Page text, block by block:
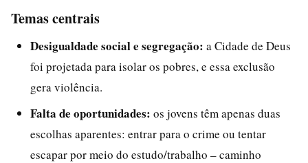
Temas centrais
Desigualdade social e segregação: a Cidade de Deus
foi projetada para isolar os pobres, e essa exclusão
gera violência.
Falta de oportunidades: os jovens têm apenas duas
escolhas aparentes: entrar para o crime ou tentar
escapar por meio do estudo/trabalho – caminho